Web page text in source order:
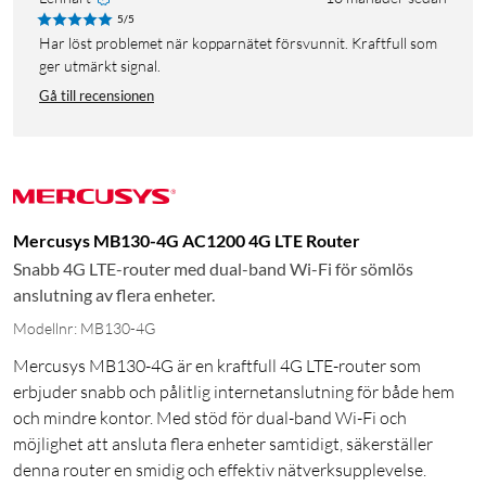
5/5
Har löst problemet när kopparnätet försvunnit. Kraftfull som
ger utmärkt signal.
Gå till recensionen
Mercusys MB130-4G AC1200 4G LTE Router
Snabb 4G LTE-router med dual-band Wi-Fi för sömlös
anslutning av flera enheter.
Modellnr: MB130-4G
Mercusys MB130-4G är en kraftfull 4G LTE-router som
erbjuder snabb och pålitlig internetanslutning för både hem
och mindre kontor. Med stöd för dual-band Wi-Fi och
möjlighet att ansluta flera enheter samtidigt, säkerställer
denna router en smidig och effektiv nätverksupplevelse.